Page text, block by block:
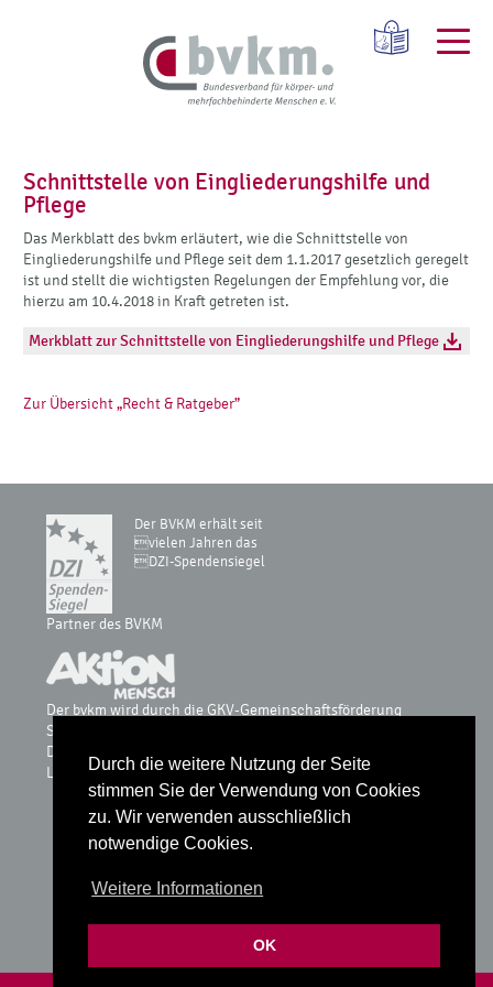
Durch die weitere Nutzung der Seite
stimmen Sie der Verwendung von Cookies
zu. Wir verwenden ausschließlich
notwendige Cookies.
Weitere Informationen
OK
Schnittstelle von Eingliederungshilfe und
Pflege
Das Merkblatt des bvkm erläutert, wie die Schnittstelle von
Eingliederungshilfe und Pflege seit dem 1.1.2017 gesetzlich geregelt
ist und stellt die wichtigsten Regelungen der Empfehlung vor, die
hierzu am 10.4.2018 in Kraft getreten ist.
Merkblatt zur Schnittstelle von Eingliederungshilfe und Pflege
Zur Übersicht „Recht & Ratgeber”
Der BVKM erhält seit
vielen Jahren das
DZI-Spendensiegel
Partner des BVKM
Der bvkm wird durch die GKV-Gemeinschaftsförderung
Selbsthilfe auf Bundesebene, vdek, AOK-Bundesverband, BKK
Dachverband, IKK, Knappschaft & Sozialversicherung für
Landwirtschaft, Forsten und Gartenbau gefördert.